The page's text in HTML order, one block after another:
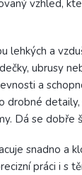
vzhled,
lehkých a
ubrusy
a
drobné
Dá se dobře
snadno a
práci i s